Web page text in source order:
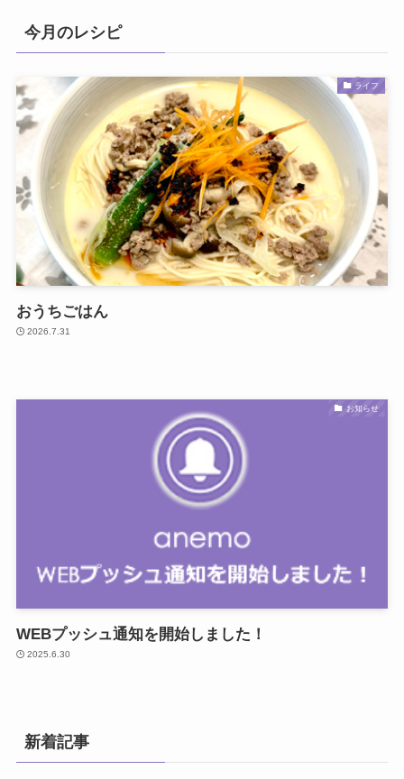
今月のレシピ
ライフ
おうちごはん
2026.7.31
お知らせ
WEBプッシュ通知を開始しました！
2025.6.30
新着記事